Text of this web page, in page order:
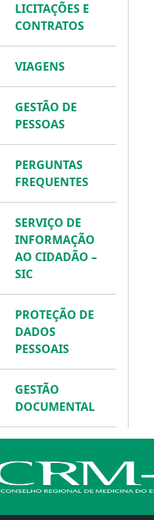
LICITAÇÕES E
CONTRATOS
VIAGENS
GESTÃO DE
PESSOAS
PERGUNTAS
FREQUENTES
SERVIÇO DE
INFORMAÇÃO
AO CIDADÃO –
SIC
PROTEÇÃO DE
DADOS
PESSOAIS
GESTÃO
DOCUMENTAL